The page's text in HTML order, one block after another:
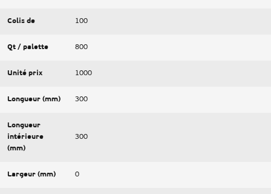
Colis de 100
Qt / palette 800
Unité prix 1000
Longueur (mm) 300
Longueur
intérieure
(mm)
300
Largeur (mm) 0